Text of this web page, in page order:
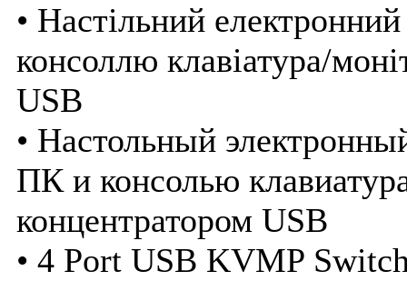
• Настільний
консоллю клавіатура/
USB
• Настольный
ПК и консолью
концентратором USB
• 4 Port USB KVMP